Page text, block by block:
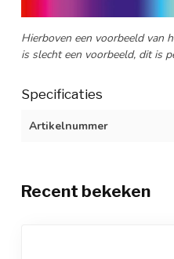
Hierboven een voorbeeld van
is slecht een voorbeeld, dit is
Specificaties
Artikelnummer
Recent bekeken